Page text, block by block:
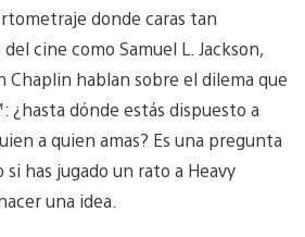
donde caras tan
cine como Samuel L. Jackson,
Chaplin hablan sobre el dilema que
¿hasta dónde estás dispuesto a
a quien amas? Es una pregunta
has jugado un rato a Heavy
una idea.